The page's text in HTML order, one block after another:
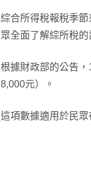
綜合所得稅報稅季
眾全面了解綜所稅的
根據財政部的公告
8,000元）。
這項數據適用於民